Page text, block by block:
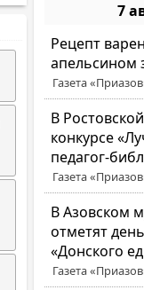
7
Рецепт
апельсином
Газета
В
конкурсе
педагог-
Газета
В Азовском
отметят
«Донского
Газета